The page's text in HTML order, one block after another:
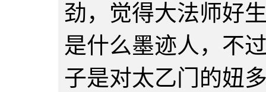
劲，觉得大法师好
是什么墨迹人，不
子是对太乙门的妞